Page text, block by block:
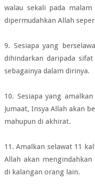
walau sekali pada malam
dipermudahkan Allah
9. Sesiapa yang
dihindarkan daripadasifat
sebagainya dalam dirinya.
10. Sesiapa yang
Jumaat, Insya Allah akan
mahupun di akhirat.
11. Amalkan selawat 11
Allah akan
di kalangan orang lain.